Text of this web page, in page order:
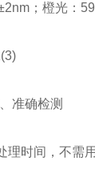
；橙光：
准确检测
时间，不需用